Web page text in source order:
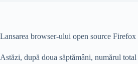
Lansarea browser-ului open source
Astăzi, după doua săptămâni, numărul